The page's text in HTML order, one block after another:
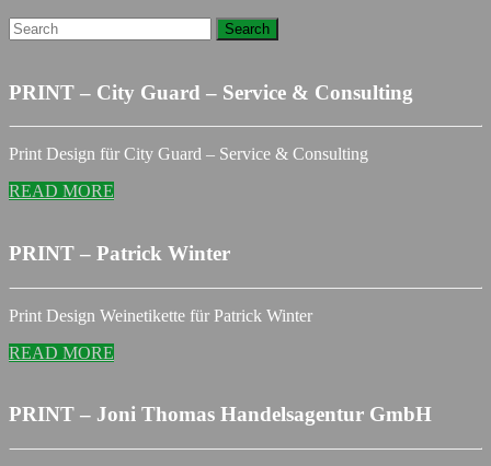
PRINT – City Guard – Service & Consulting
Print Design für City Guard – Service & Consulting
READ MORE
PRINT – Patrick Winter
Print Design Weinetikette für Patrick Winter
READ MORE
PRINT – Joni Thomas Handelsagentur GmbH